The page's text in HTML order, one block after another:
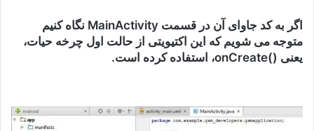
اگر به کد جاوای آن در قسمت MainActivity نگاه کنیم
متوجه می شویم که این اکتیویتی از حالت اول چرخه حیات،
یعنی ()onCreate، استفاده کرده است.